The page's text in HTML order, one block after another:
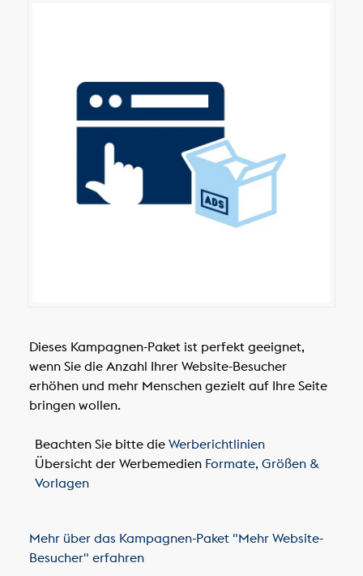
Dieses Kampagnen-Paket ist perfekt geeignet,
wenn Sie die Anzahl Ihrer Website-Besucher
erhöhen und mehr Menschen gezielt auf Ihre Seite
bringen wollen.
Beachten Sie bitte die Werberichtlinien
Übersicht der Werbemedien Formate, Größen &
Vorlagen
Mehr über das Kampagnen-Paket "Mehr Website-
Besucher" erfahren